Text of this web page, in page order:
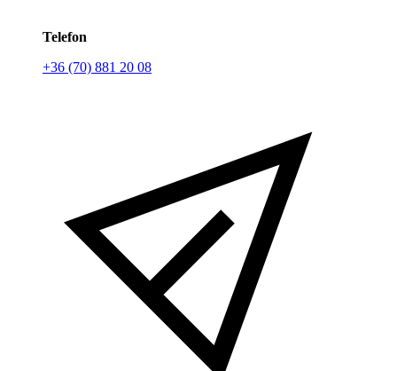
Telefon
+36 (70) 881 20 08